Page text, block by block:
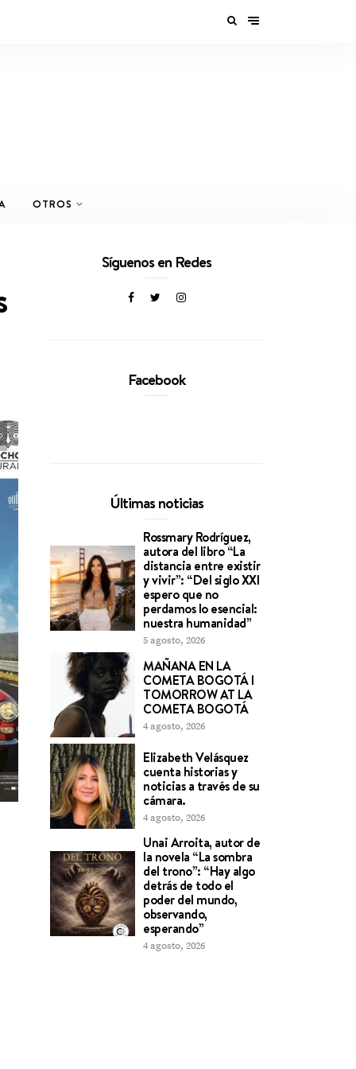
OTROS
Síguenos en Redes
Facebook
Últimas noticias
Rossmary Rodríguez,
autora del libro “La
distancia entre existir
y vivir”: “Del siglo XXI
espero que no
perdamos lo esencial:
nuestra humanidad”
5 agosto, 2026
MAÑANA EN LA
COMETA BOGOTÁ l
TOMORROW AT LA
COMETA BOGOTÁ
4 agosto, 2026
Elizabeth Velásquez
cuenta historias y
noticias a través de su
cámara.
4 agosto, 2026
Unai Arroita, autor de
la novela “La sombra
del trono”: “Hay algo
detrás de todo el
poder del mundo,
observando,
esperando”
4 agosto, 2026